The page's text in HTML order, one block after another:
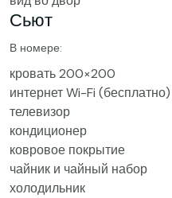
Сьют
В номере:
кровать 200×200
интернет Wi-Fi (бесплатно)
телевизор
кондиционер
ковровое покрытие
чайник и чайный набор
холодильник